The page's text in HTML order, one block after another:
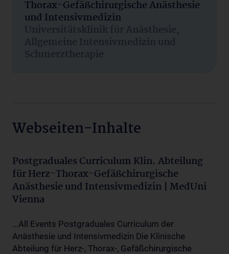
Thorax-Gefäßchirurgische Anästhesie
und Intensivmedizin
Universitätsklinik für Anästhesie,
Allgemeine Intensivmedizin und
Schmerztherapie
Webseiten-Inhalte
Postgraduales Curriculum Klin. Abteilung
für Herz-Thorax-Gefäßchirurgische
Anästhesie und Intensivmedizin | MedUni
Vienna
...All Events Postgraduales Curriculum der
Anästhesie und Intensivmedizin Die Klinische
Abteilung für Herz-, Thorax-, Gefäßchirurgische